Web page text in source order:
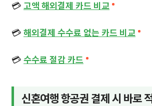
💳 고액 해외결제 카드 비교
💳 해외결제 수수료 없는 카드 비교
💳 수수료 절감 카드
신혼여행 항공권 결제 시 바로